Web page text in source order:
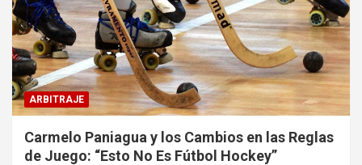
ARBITRAJE
Carmelo Paniagua y los Cambios en las Reglas
de Juego: “Esto No Es Fútbol Hockey”